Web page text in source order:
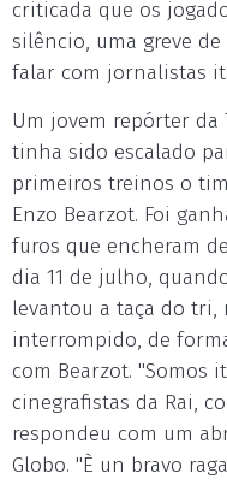
criticada que os
silêncio, uma greve de
falar com jornalistas
Um jovem repórter da
tinha sido escalado
primeiros treinos o
Enzo Bearzot. Foi
furos que encheram
dia 11 de julho,
levantou a taça do tri,
interrompido, de
com Bearzot. "Somos
cinegrafistas da Rai,
respondeu com um
Globo. "È un bravo